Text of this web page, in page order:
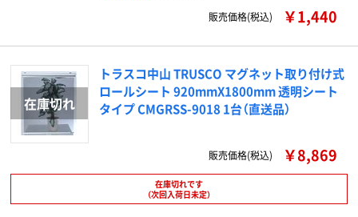
販売価格(税込) ￥1,440
トラスコ中山 TRUSCO マグネット取り付け式
ロールシート 920mmX1800mm 透明シート
タイプ CMGRSS-9018 1台（直送品）
販売価格(税込) ￥8,869
在庫切れです
（次回入荷日未定）